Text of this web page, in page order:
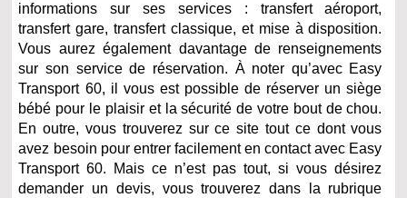
informations sur ses services : transfert aéroport,
transfert gare, transfert classique, et mise à disposition.
Vous aurez également davantage de renseignements
sur son service de réservation. À noter qu’avec Easy
Transport 60, il vous est possible de réserver un siège
bébé pour le plaisir et la sécurité de votre bout de chou.
En outre, vous trouverez sur ce site tout ce dont vous
avez besoin pour entrer facilement en contact avec Easy
Transport 60. Mais ce n’est pas tout, si vous désirez
demander un devis, vous trouverez dans la rubrique